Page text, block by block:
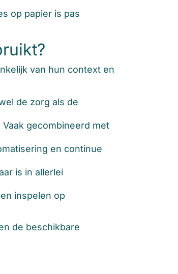
op papier is pas
van hun context en
de zorg als de
gecombineerd met
en continue
is in allerlei
inspelen op
de beschikbare